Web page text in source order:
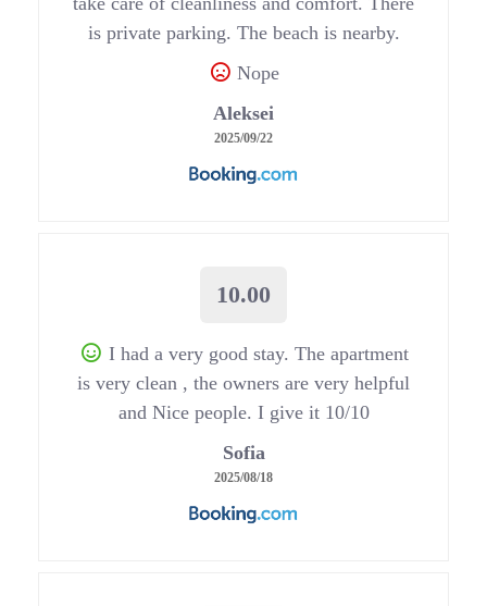
is private parking. The beach is nearby.
Nope
Aleksei
2025/09/22
10.00
I had a very good stay. The apartment
is very clean , the owners are very helpful
and Nice people. I give it 10/10
Sofia
2025/08/18